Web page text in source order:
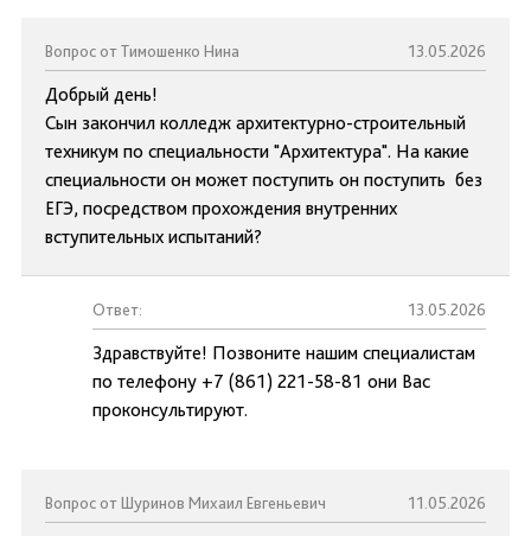
Вопрос от Тимошенко Нина 13.05.2026
Добрый день!
Сын закончил колледж архитектурно-строительный
техникум по специальности "Архитектура". На какие
специальности он может поступить он поступить без
ЕГЭ, посредством прохождения внутренних
вступительных испытаний?
Ответ: 13.05.2026
Здравствуйте! Позвоните нашим специалистам
по телефону +7 (861) 221-58-81 они Вас
проконсультируют.
Вопрос от Шуринов Михаил Евгеньевич 11.05.2026